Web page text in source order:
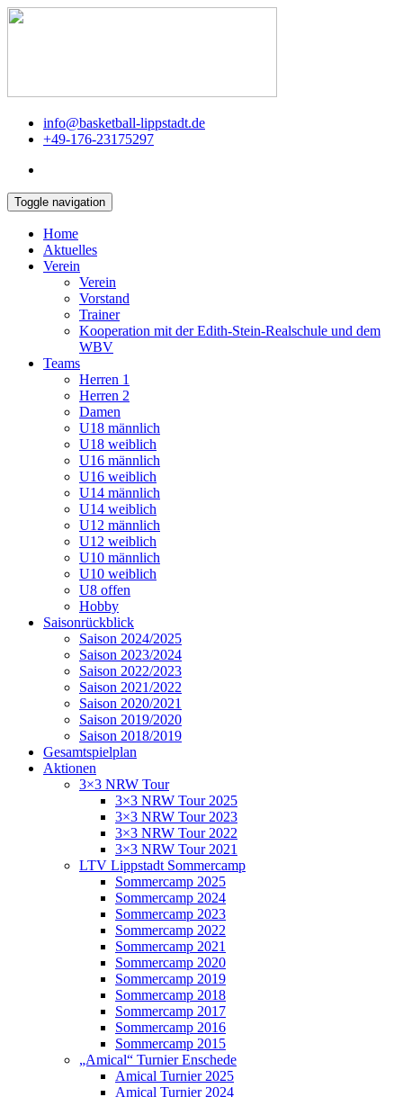
info@basketball-lippstadt.de
+49-176-23175297
Toggle navigation
Home
Aktuelles
Verein
Verein
Vorstand
Trainer
Kooperation mit der Edith-Stein-Realschule und dem
WBV
Teams
Herren 1
Herren 2
Damen
U18 männlich
U18 weiblich
U16 männlich
U16 weiblich
U14 männlich
U14 weiblich
U12 männlich
U12 weiblich
U10 männlich
U10 weiblich
U8 offen
Hobby
Saisonrückblick
Saison 2024/2025
Saison 2023/2024
Saison 2022/2023
Saison 2021/2022
Saison 2020/2021
Saison 2019/2020
Saison 2018/2019
Gesamtspielplan
Aktionen
3×3 NRW Tour
3×3 NRW Tour 2025
3×3 NRW Tour 2023
3×3 NRW Tour 2022
3×3 NRW Tour 2021
LTV Lippstadt Sommercamp
Sommercamp 2025
Sommercamp 2024
Sommercamp 2023
Sommercamp 2022
Sommercamp 2021
Sommercamp 2020
Sommercamp 2019
Sommercamp 2018
Sommercamp 2017
Sommercamp 2016
Sommercamp 2015
„Amical“ Turnier Enschede
Amical Turnier 2025
Amical Turnier 2024